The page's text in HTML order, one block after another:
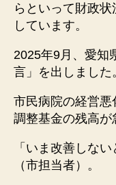
らといって財政
しています。
2025年9月、愛知
言」を出しました
市民病院の経営
調整基金の残高が
「いま改善しな
（市担当者）。